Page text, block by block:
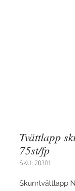
Tvättlapp
75st/fp
SKU: 20301
Skumtvättlapp